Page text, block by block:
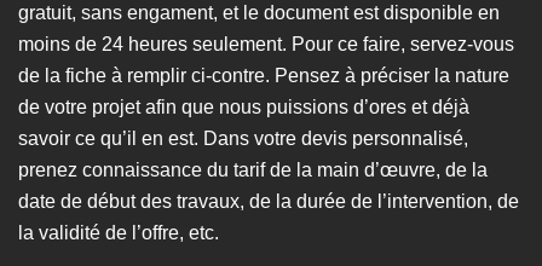
gratuit, sans engament, et le document est disponible en
moins de 24 heures seulement. Pour ce faire, servez-vous
de la fiche à remplir ci-contre. Pensez à préciser la nature
de votre projet afin que nous puissions d’ores et déjà
savoir ce qu’il en est. Dans votre devis personnalisé,
prenez connaissance du tarif de la main d’œuvre, de la
date de début des travaux, de la durée de l’intervention, de
la validité de l’offre, etc.